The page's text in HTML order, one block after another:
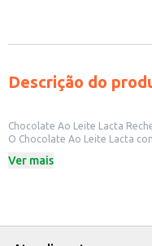
Descrição do
Chocolate Ao Leite Lacta
O Chocolate Ao Leite Lacta
pedaços crocantes do
Ideal para revenda em
Pode ser utilizado em receitas
Ver mais